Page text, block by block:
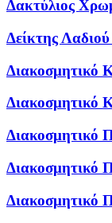
Δακτύλιος
Δείκτης
Διακοσμητικό
Διακοσμητικό
Διακοσμητικό
Διακοσμητικό
Διακοσμητικό